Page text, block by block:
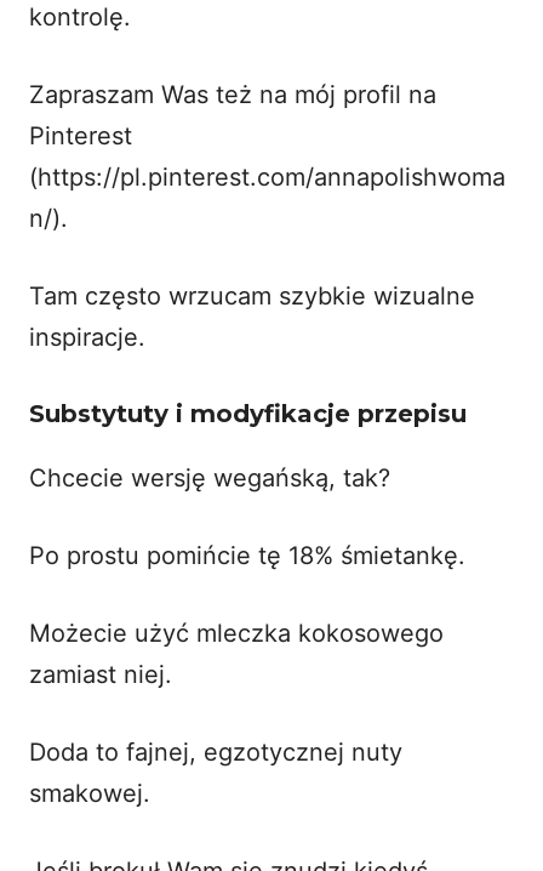
kontrolę.
Zapraszam Was też na mój profil na
Pinterest
(https://pl.pinterest.com/annapolishwoma
n/).
Tam często wrzucam szybkie wizualne
inspiracje.
Substytuty i modyfikacje przepisu
Chcecie wersję wegańską, tak?
Po prostu pomińcie tę 18% śmietankę.
Możecie użyć mleczka kokosowego
zamiast niej.
Doda to fajnej, egzotycznej nuty
smakowej.